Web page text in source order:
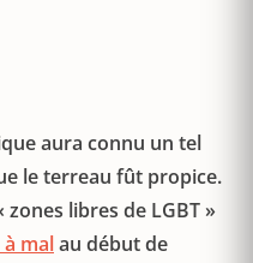
aura connu un tel
le terreau fût propice.
zones libres de LGBT »
malau début de